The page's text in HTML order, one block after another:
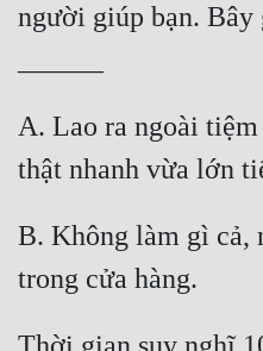
người giúp bạn. Bây
A. Lao ra ngoài
B. Không làm gì cả,